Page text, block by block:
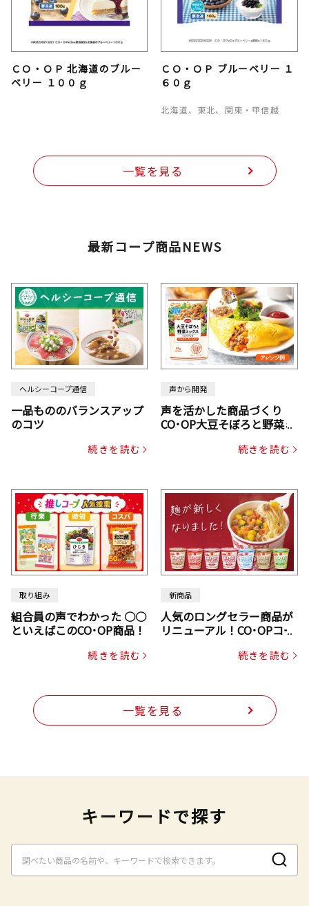
ＣＯ・ＯＰ 北海道のブルー
ベリー １００ｇ
ＣＯ・ＯＰ ブルーベリー １
６０ｇ
北海道、東北、関東・甲信越
一覧を見る
最新コープ商品NEWS
ヘルシーコープ通信
一品もののバランスアップ
のコツ
続きを読む
声から開発
声を活かした商品づくり
CO･OP大豆そぼろと野菜ミ
じん・コーン入り）続きを読む
取り組み
組合員の声でわかった ○○
といえばこのCO･OP商品！
続きを読む
新商品
人気のロングセラー商品が
リニューアル！CO･OPコー
続きを読む
一覧を見る
キーワードで探す